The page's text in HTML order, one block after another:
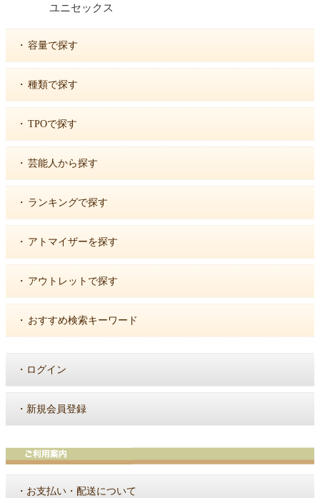
ユニセックス
・ 容量で探す
・ 種類で探す
・ TPOで探す
・ 芸能人から探す
・ ランキングで探す
・ アトマイザーを探す
・ アウトレットで探す
・ おすすめ検索キーワード
・ ログイン
・ 新規会員登録
・ お支払い・配送について